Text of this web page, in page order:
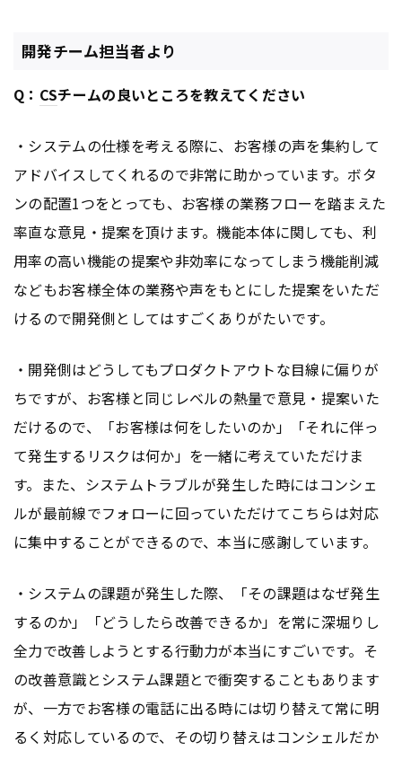
開発チーム担当者より
Q： CSチームの良いところを教えてください
・システムの仕様を考える際に、お客様の声を集約して
アドバイスしてくれるので非常に助かっています。ボタ
ンの配置1つをとっても、お客様の業務フローを踏まえた
率直な意見・提案を頂けます。機能本体に関しても、利
用率の高い機能の提案や非効率になってしまう機能削減
などもお客様全体の業務や声をもとにした提案をいただ
けるので開発側としてはすごくありがたいです。
・開発側はどうしてもプロダクトアウトな目線に偏りが
ちですが、お客様と同じレベルの熱量で意見・提案いた
だけるので、「お客様は何をしたいのか」「それに伴っ
て発生するリスクは何か」を一緒に考えていただけま
す。また、システムトラブルが発生した時にはコンシェ
ルが最前線でフォローに回っていただけてこちらは対応
に集中することができるので、本当に感謝しています。
・システムの課題が発生した際、「その課題はなぜ発生
するのか」「どうしたら改善できるか」を常に深堀りし
全力で改善しようとする行動力が本当にすごいです。そ
の改善意識とシステム課題とで衝突することもあります
が、一方でお客様の電話に出る時には切り替えて常に明
るく対応しているので、その切り替えはコンシェルだか